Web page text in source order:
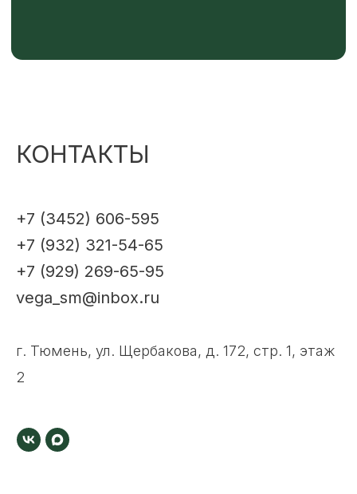
КОНТАКТЫ
+7 (3452) 606-595
+7 (932) 321-54-65
+7 (929) 269-65-95
vega_sm@inbox.ru
г. Тюмень, ул. Щербакова, д. 172, стр. 1, этаж
2